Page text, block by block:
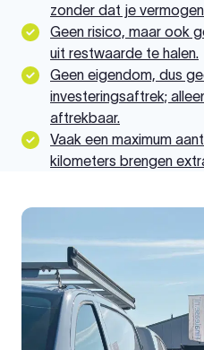
zonder dat je
Geen risico, maar ook
uit restwaarde te halen.
Geen eigendom, dus
investeringsaftrek;
aftrekbaar.
Vaak een maximum
kilometers brengen